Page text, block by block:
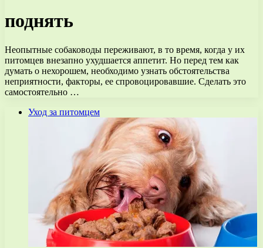
поднять
Неопытные собаководы переживают, в то время, когда у их
питомцев внезапно ухудшается аппетит. Но перед тем как
думать о нехорошем, необходимо узнать обстоятельства
неприятности, факторы, ее спровоцировавшие. Сделать это
самостоятельно …
Уход за питомцем